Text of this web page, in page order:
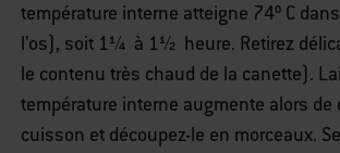
température interne atteigne 74º C
l’os), soit 1¼ à 1½ heure. Retirez
le contenu très chaud de la canette).
température interne augmente alors
cuisson et découpez-le en morceaux.